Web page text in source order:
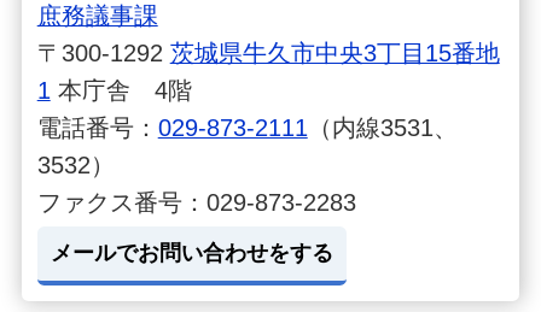
庶務議事課
〒300-1292 茨城県牛久市中央3丁目15番地
1 本庁舎 4階
電話番号： 029-873-2111 （内線3531、
3532）
ファクス番号：029-873-2283
メールでお問い合わせをする